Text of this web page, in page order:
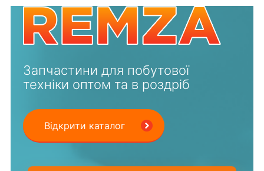
Запчастини для побутової
техніки оптом та в роздріб
Відкрити каталог